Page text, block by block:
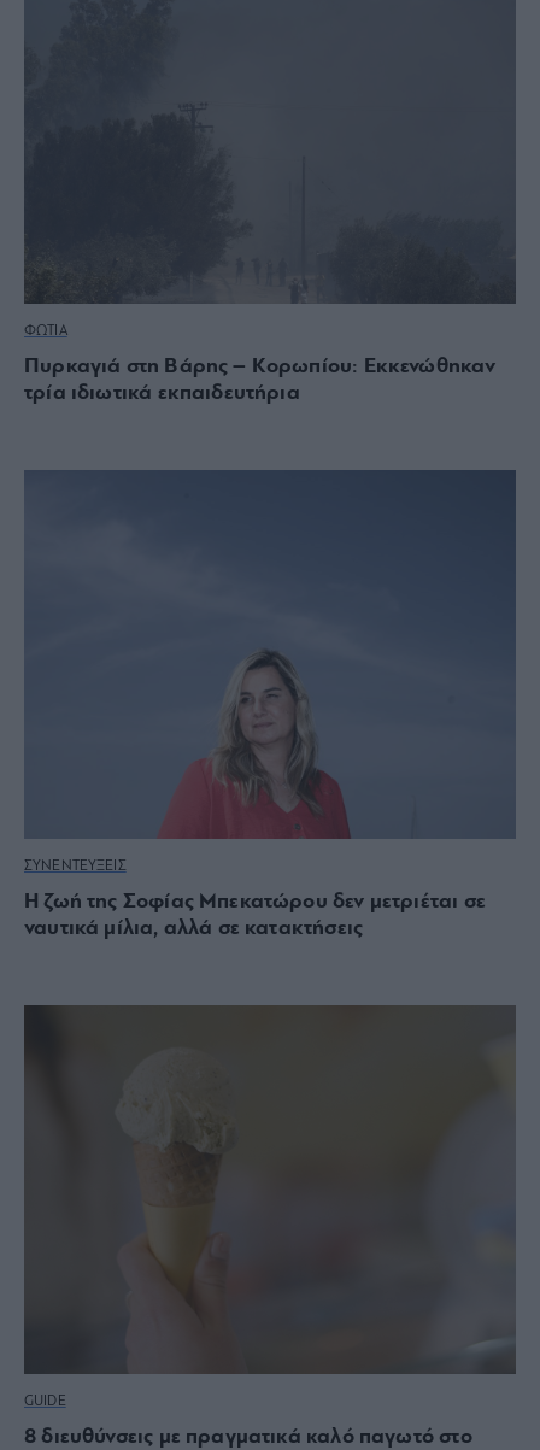
ΦΩΤΙΑ
Πυρκαγιά στη Βάρης – Κορωπίου: Εκκενώθηκαν
τρία ιδιωτικά εκπαιδευτήρια
ΣΥΝΕΝΤΕΥΞΕΙΣ
Η ζωή της Σοφίας Μπεκατώρου δεν μετριέται σε
ναυτικά μίλια, αλλά σε κατακτήσεις
GUIDE
8 διευθύνσεις με πραγματικά καλό παγωτό στο